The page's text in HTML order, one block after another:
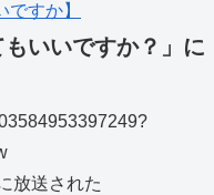
すか】
いいですか？」に
放送された